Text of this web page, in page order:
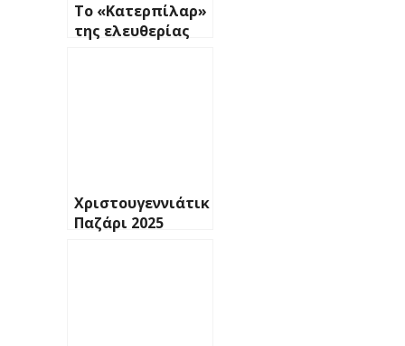
Το «Κατερπίλαρ»
της ελευθερίας
Χριστουγεννιάτικο
Παζάρι 2025